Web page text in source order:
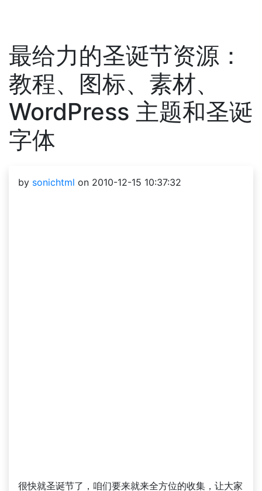
最给力的圣诞节资源：
教程、图标、素材、
WordPress 主题和圣诞
字体
by sonichtml on 2010-12-15 10:37:32
很快就圣诞节了，咱们要来就来全方位的收集，让大家